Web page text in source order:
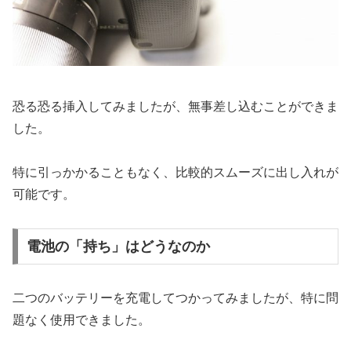
恐る恐る挿入してみましたが、無事差し込むことができま
した。
特に引っかかることもなく、比較的スムーズに出し入れが
可能です。
電池の「持ち」はどうなのか
二つのバッテリーを充電してつかってみましたが、特に問
題なく使用できました。